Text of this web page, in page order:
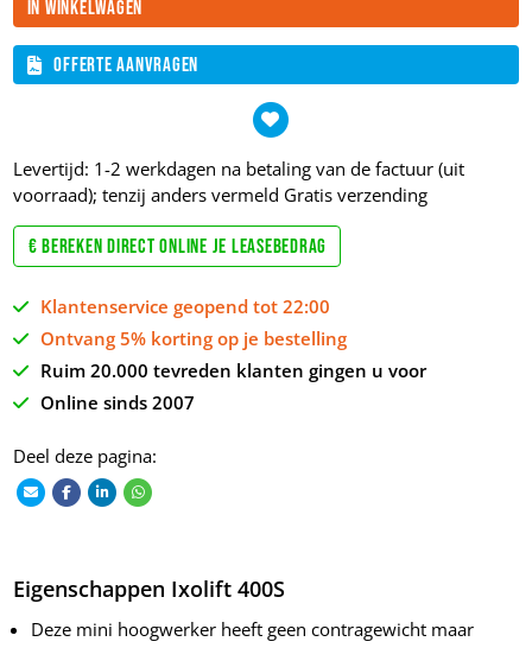
In winkelwagen
Offerte aanvragen
Levertijd: 1-2 werkdagen na betaling van de factuur (uit
voorraad); tenzij anders vermeld Gratis verzending
€ Bereken direct online je leasebedrag
Klantenservice geopend tot 22:00
Ontvang 5% korting op je bestelling
Ruim 20.000 tevreden klanten gingen u voor
Online sinds 2007
Deel deze pagina:
Eigenschappen Ixolift 400S
Deze mini hoogwerker heeft geen contragewicht maar